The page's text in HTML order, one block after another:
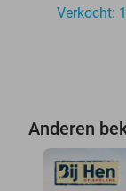
Verkocht:
Anderen